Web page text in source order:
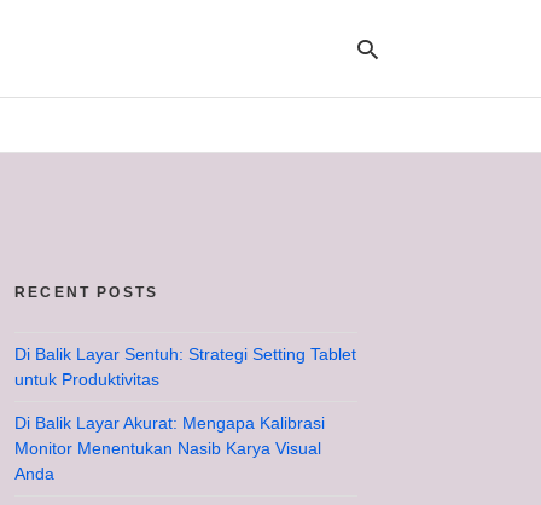
RECENT POSTS
Di Balik Layar Sentuh: Strategi Setting Tablet
untuk Produktivitas
Di Balik Layar Akurat: Mengapa Kalibrasi
Monitor Menentukan Nasib Karya Visual
Anda